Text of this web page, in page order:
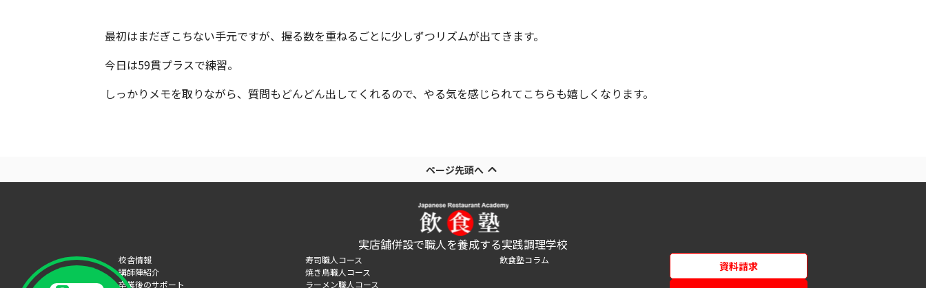
最初はまだぎこちない手元ですが、握る数を重ねるごとに少しずつリズムが出てきます。
今日は59貫プラスで練習。
しっかりメモを取りながら、質問もどんどん出してくれるので、やる気を感じられてこちらも嬉しくなります。
ページ先頭へ
実店舗併設で職人を養成する実践調理学校
校舎情報
講師陣紹介
卒業後のサポート
寿司職人コース
焼き鳥職人コース
ラーメン職人コース
飲食塾コラム
資料請求